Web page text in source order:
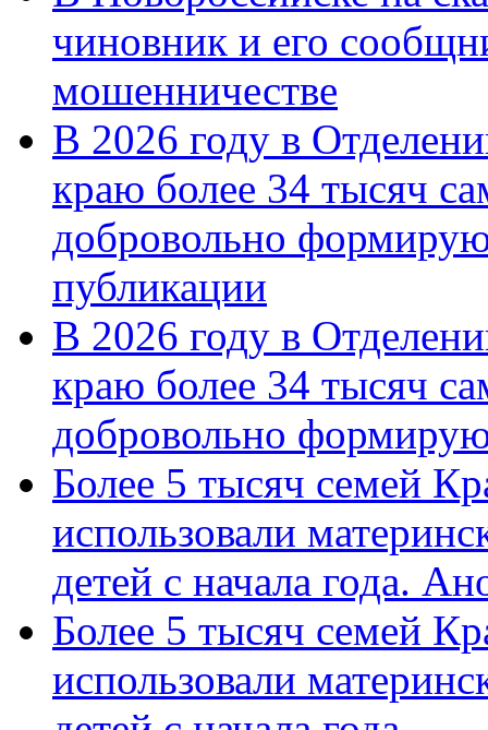
чиновник и его
мошенничестве
В 2026 году в
краю более 34 тысяч
добровольно
публикации
В 2026 году в
краю более 34 тысяч
добровольно
Более 5 тысяч семей
использовали
детей с начала года.
Более 5 тысяч семей
использовали